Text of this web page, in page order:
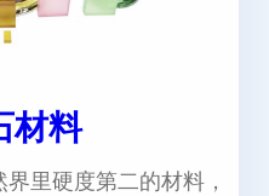
材料
里硬度第二的材料，